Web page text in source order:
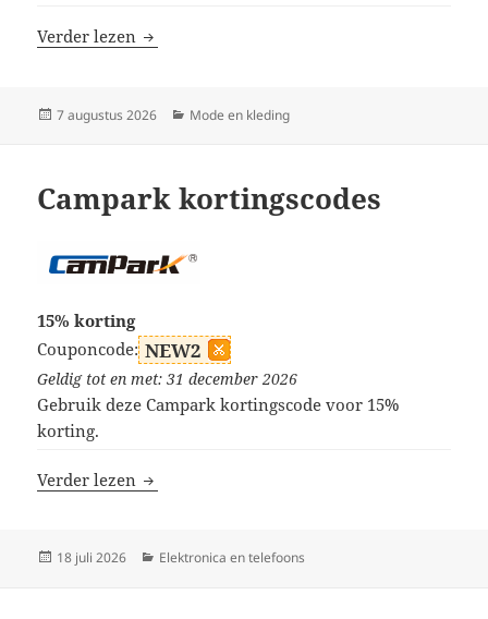
Verder lezen Beachsissi kortingscodes
Geplaatst
7 augustus 2026 Categorieën
Mode en kleding
Campark kortingscodes
15% korting
Couponcode: NEW2
Geldig tot en met: 31 december 2026
Gebruik deze Campark kortingscode voor 15%
korting.
Verder lezen Campark kortingscodes
Geplaatst
18 juli 2026 Categorieën
Elektronica en telefoons